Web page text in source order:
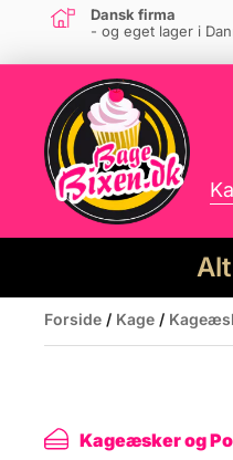
Dansk firma
- og eget lager i
Forside / Kage /
Kageæsker og